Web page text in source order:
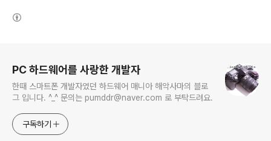
PC 하드웨어를 사랑한 개발자
한때 스마트폰 개발자였던 하드웨어 매니아 해악사마의 블로
그 입니다. ^_^ 문의는 pumddr@naver.com 로 부탁드려요.
구독하기